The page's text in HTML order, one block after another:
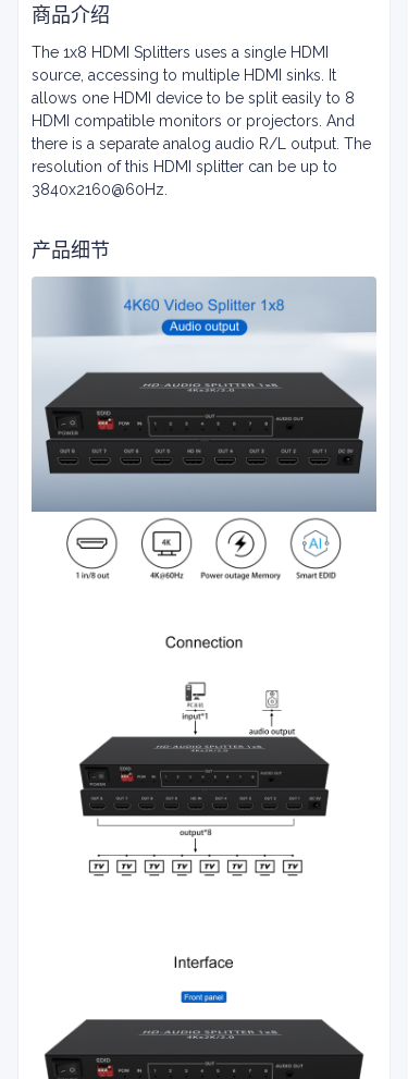
商品介绍
The 1x8 HDMI Splitters uses a single HDMI
source, accessing to multiple HDMI sinks. It
allows one HDMI device to be split easily to 8
HDMI compatible monitors or projectors. And
there is a separate analog audio R/L output. The
resolution of this HDMI splitter can be up to
3840x2160@60Hz.
产品细节